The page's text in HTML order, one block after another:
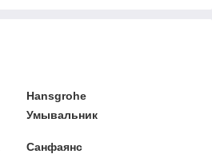
Hansgrohe
Умывальник
Санфаянс